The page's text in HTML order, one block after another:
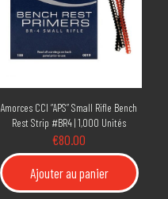
Amorces CCI “APS” Small Rifle Bench
Rest Strip #BR4 | 1,000 Unités
€80.00
Ajouter au panier